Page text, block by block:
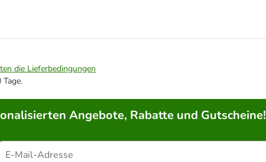
die Lieferbedingungen
Angebote, Rabatte und Gutscheine!